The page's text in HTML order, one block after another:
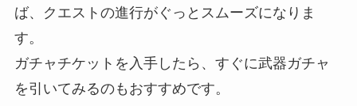
ば、クエストの進行がぐっとスムーズになりま
す。
ガチャチケットを入手したら、すぐに武器ガチャ
を引いてみるのもおすすめです。